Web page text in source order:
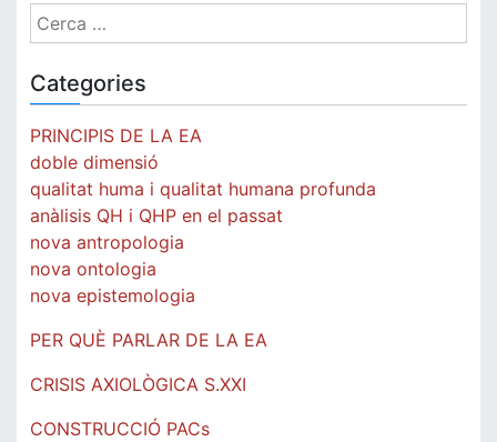
Cerca:
Categories
PRINCIPIS DE LA EA
doble dimensió
qualitat huma i qualitat humana profunda
anàlisis QH i QHP en el passat
nova antropologia
nova ontologia
nova epistemologia
PER QUÈ PARLAR DE LA EA
CRISIS AXIOLÒGICA S.XXI
CONSTRUCCIÓ PACs